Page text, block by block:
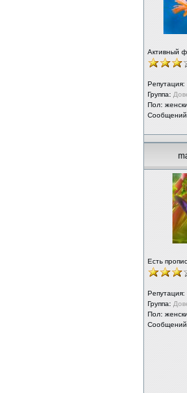
Активный
Репутация:
Группа:
Пол:
Есть
Репутация:
Группа:
Пол: